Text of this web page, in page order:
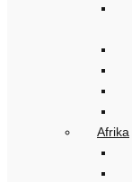
Afrika